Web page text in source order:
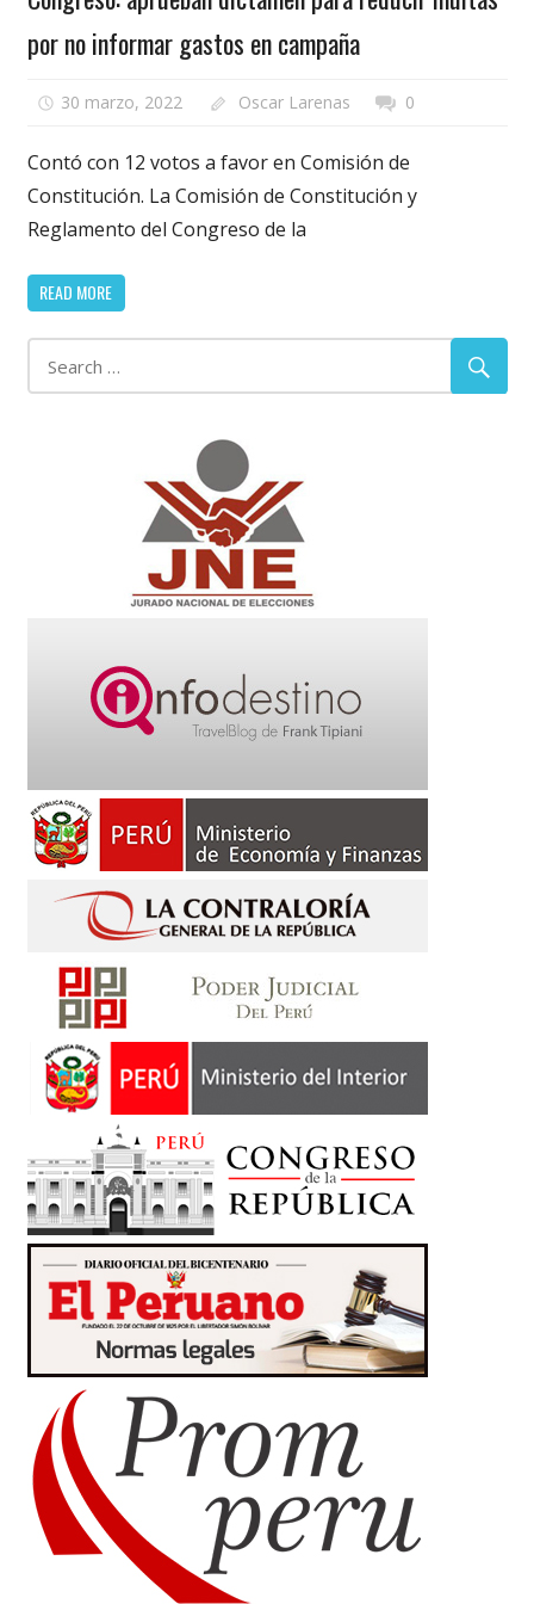
por no informar gastos en campaña
30 marzo, 2022 Oscar Larenas 0
Contó con 12 votos a favor en Comisión de
Constitución. La Comisión de Constitución y
Reglamento del Congreso de la
READ MORE